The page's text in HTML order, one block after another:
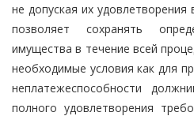
не допуская их
позволяет сохранять
имущества в течение всей
необходимые условия как для
неплатежеспособности
полного удовлетворения